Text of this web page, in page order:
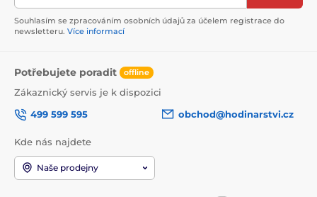
Souhlasím se zpracováním osobních údajů za účelem registrace do
newsletteru. Více informací
Potřebujete poradit offline
Zákaznický servis je k dispozici
499 599 595
obchod@hodinarstvi.cz
Kde nás najdete
Naše prodejny